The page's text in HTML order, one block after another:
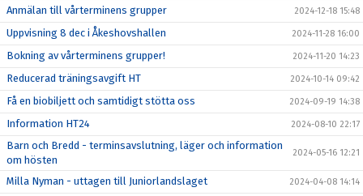
Anmälan till vårterminens grupper 2024-12-18 15:48
Uppvisning 8 dec i Åkeshovshallen 2024-11-28 16:00
Bokning av vårterminens grupper! 2024-11-20 14:23
Reducerad träningsavgift HT 2024-10-14 09:42
Få en biobiljett och samtidigt stötta oss 2024-09-19 14:38
Information HT24 2024-08-10 22:17
Barn och Bredd - terminsavslutning, läger och information
om hösten
2024-05-16 12:21
Milla Nyman - uttagen till Juniorlandslaget 2024-04-08 14:14